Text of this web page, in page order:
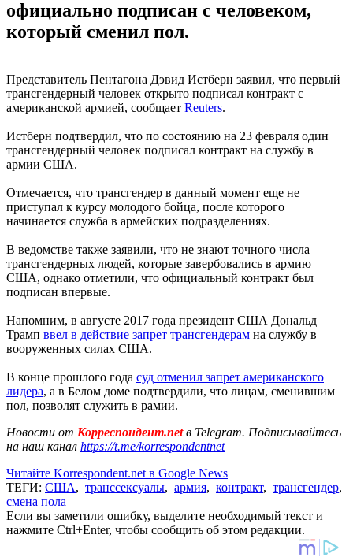
официально подписан с человеком,
который сменил пол.
Представитель Пентагона Дэвид Истберн заявил, что первый
трансгендерный человек открыто подписал контракт с
американской армией, сообщает Reuters.
Истберн подтвердил, что по состоянию на 23 февраля один
трансгендерный человек подписал контракт на службу в
армии США.
Отмечается, что трансгендер в данный момент еще не
приступал к курсу молодого бойца, после которого
начинается служба в армейских подразделениях.
В ведомстве также заявили, что не знают точного числа
трансгендерных людей, которые завербовались в армию
США, однако отметили, что официальный контракт был
подписан впервые.
Напомним, в августе 2017 года президент США Дональд
Трамп ввел в действие запрет трансгендерам на службу в
вооруженных силах США.
В конце прошлого года суд отменил запрет американского
лидера, а в Белом доме подтвердили, что лицам, сменившим
пол, позволят служить в рамии.
Новости от Корреспондент.netв Telegram. Подписывайтесь
на наш канал https://t.me/korrespondentnet
Читайте Korrespondent.net в Google News
ТЕГИ: США, транссексуалы, армия, контракт, трансгендер,
смена пола
Если вы заметили ошибку, выделите необходимый текст и
нажмите Ctrl+Enter, чтобы сообщить об этом редакции.